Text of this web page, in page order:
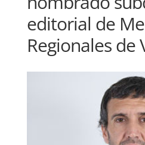
editorial de
Regionales de